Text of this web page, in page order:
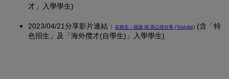
才」入學學生)
2023/04/21分享影片連結： 在校生－就讀 IB 班心得分享 (Youtube) (另開新視窗)
(含「特
色招生」及「海外攬才(自學生)」入學學生)